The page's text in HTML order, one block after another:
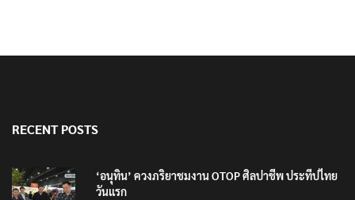
RECENT POSTS
‘อนุทิน’ ควงภริยาชมงาน OTOP ศิลปาชีพ ประทีปไทย
วันแรก